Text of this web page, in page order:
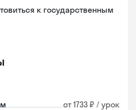
к государственным
от 1733 ₽ / урок